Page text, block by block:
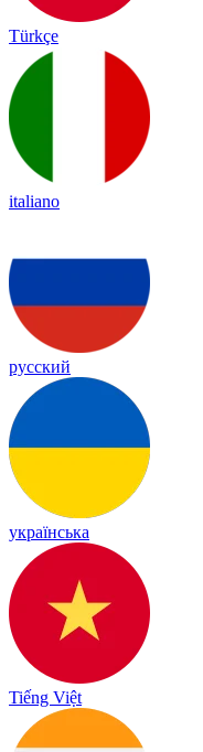
Türkçe
italiano
русский
українська
Tiếng Việt